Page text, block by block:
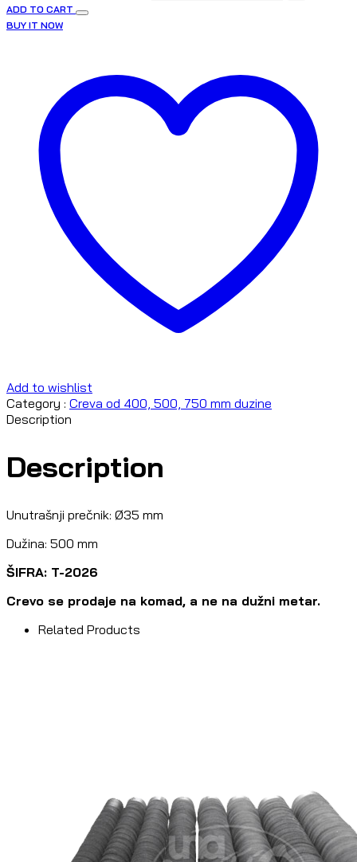
ADD TO CART
BUY IT NOW
Add to wishlist
Category : Creva od 400, 500, 750 mm duzine
Description
Description
Unutrašnji prečnik: Ø35 mm
Dužina: 500 mm
ŠIFRA: T-2026
Crevo se prodaje na komad, a ne na dužni metar.
Related Products